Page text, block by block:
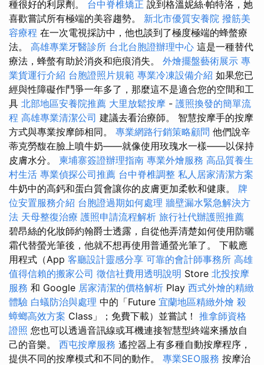
種很好的利尿劑。 台中脊椎矯正 說到格溫妮絲·帕特洛，她
喜歡嘗試所有極端的美容趨勢。 新北市優質安養院 撥筋美
容療程 在一次電視採訪中，他也談到了極度極端的蜂螫療
法。 高雄專業牙醫診所 台北台胞證辦理中心 這是一種替代
療法，蜂螫有助於消炎和疤痕消失。 外燴擺盤藝術展示 專
業貨運行介紹 台胞證照片規範 專業冷凍設備介紹 如果您已
經與性障礙作鬥爭一年多了，那麼這不是適合您的空間和工
具 北部地區安養院推薦 大里放鬆按摩 - 護照換發的簡單流
程 高雄專業清潔公司 建議去看治療師。 智慧按摩手的按摩
方式與專業按摩師相同。 專業網路行銷策略顧問 他們說辛
蒂克勞馥在臉上噴牛奶——就像使用玫瑰水一樣——以保持
皮膚水分。 柬埔寨簽證辦理指南 專業外燴服務 高品質養生
村生活 專業偵探公司推薦 台中脊椎調整 私人居家清潔方案
牛奶中的高鈣和蛋白質會讓你的皮膚更加柔軟和健康。 牌
位安置服務介紹 台胞證過期如何處理 牆壁漏水緊急解決方
法 天母整復治療 護照申請流程解析 旅行社代辦護照推薦
碧昂絲的化妝師約翰爵士透露，自從他弄清楚如何使用防曬
霜代替螢光筆後，他就不想再使用普通螢光筆了。 下載應
用程式（App 客廳設計靈感分享 可靠的會計師事務所 高雄
值得信賴的搬家公司 徵信社費用透明說明 Store 北投按摩
服務 和 Google 居家清潔的價格解析 Play 西式外燴的精緻
體驗 白蟻防治與處理 中的「Future 宜蘭地區精緻外燴 殺
蟑螂高效方案 Class」；免費下載）並嘗試！ 推拿師資格
證照 您也可以透過音訊線或耳機連接智慧型終端來播放自
己的音樂。 西屯按摩服務 遙控器上有多種自動按摩程序，
提供不同的按摩模式和不同的動作。 專業SEO服務 按摩治